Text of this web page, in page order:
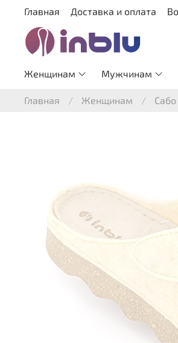
Главная Доставка и оплата
Женщинам Мужчинам
Главная Женщинам